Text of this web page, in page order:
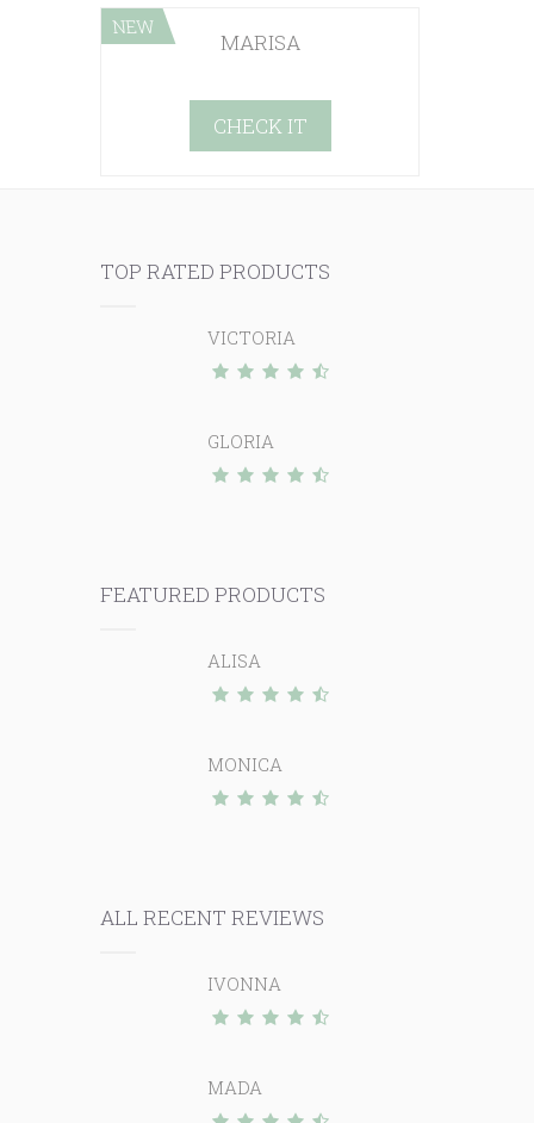
NEW
MARISA
CHECK IT
TOP RATED PRODUCTS
VICTORIA
GLORIA
FEATURED PRODUCTS
ALISA
MONICA
ALL RECENT REVIEWS
IVONNA
MADA